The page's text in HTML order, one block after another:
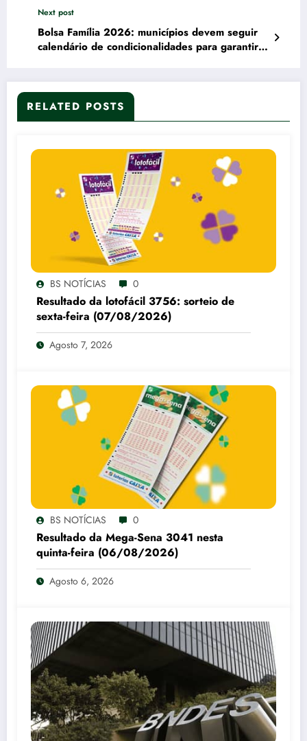
Next post
Bolsa Família 2026: municípios devem seguir
calendário de condicionalidades para garantir
RELATED POSTS
BS NOTÍCIAS 0
Resultado da lotofácil 3756: sorteio de
sexta-feira (07/08/2026)
Agosto 7, 2026
BS NOTÍCIAS 0
Resultado da Mega-Sena 3041 nesta
quinta-feira (06/08/2026)
Agosto 6, 2026